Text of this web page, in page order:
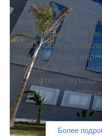
Компания ZETA
самых широких
продукции в
будущее, совет
создании
Более